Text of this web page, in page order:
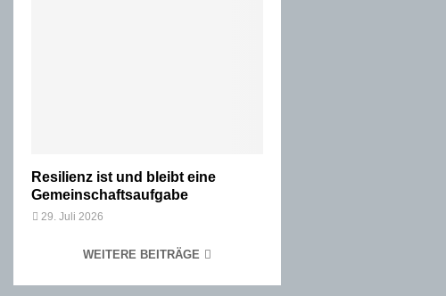
Resilienz ist und bleibt eine
Gemeinschaftsaufgabe
29. Juli 2026
WEITERE BEITRÄGE